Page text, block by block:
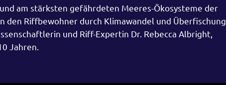
am stärksten gefährdeten Meeres-Ökosysteme der
den Riffbewohner durch Klimawandel und Überfischung
und Riff-Expertin Dr. Rebecca Albright,
Jahren.